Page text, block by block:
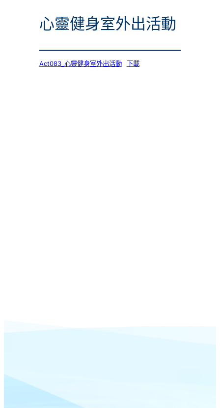
學校通告
心靈健身室外出活動
Act083_心靈健身室外出活動 下載